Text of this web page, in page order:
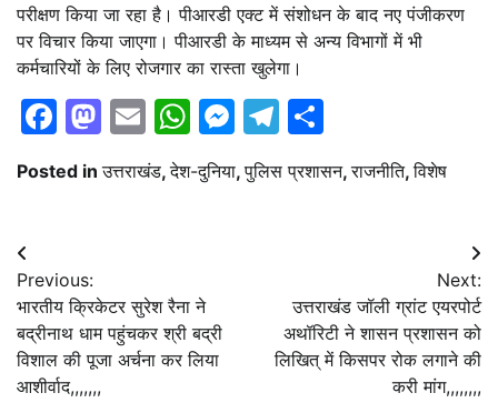
परीक्षण किया जा रहा है। पीआरडी एक्ट में संशोधन के बाद नए पंजीकरण
पर विचार किया जाएगा। पीआरडी के माध्यम से अन्य विभागों में भी
कर्मचारियों के लिए रोजगार का रास्ता खुलेगा।
Facebook
Mastodon
EmailWhatsApp
Messenger
Telegram
Posted inउत्तराखंड,देश-दुनिया,पुलिस प्रशासन,राजनीति,विशेष
Post
navigation
Previous:
भारतीय क्रिकेटर सुरेश रैना ने
बद्रीनाथ धाम पहुंचकर श्री बद्री
विशाल की पूजा अर्चना कर लिया
आशीर्वाद,,,,,,,
Next:
उत्तराखंड जॉली ग्रांट एयरपोर्ट
अथॉरिटी ने शासन प्रशासन को
लिखित् में किसपर रोक लगाने की
करी मांग,,,,,,,,